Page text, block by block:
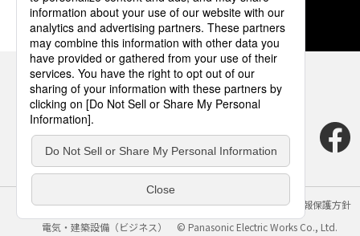
サイトのご利用にあたって クッキーポリシー
個人情報保護方針
電気・建築設備（ビジネス）
© Panasonic Electric Works Co., Ltd.